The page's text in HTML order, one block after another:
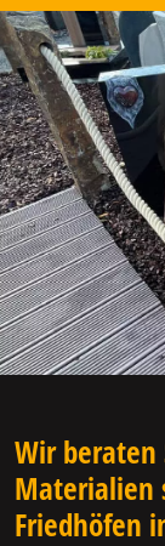
Wir beraten
Materialien
Friedhöfen